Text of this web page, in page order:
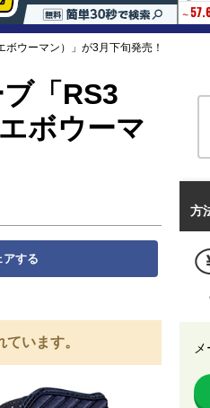
ウーマン）」が3月下旬発売！
「RS3
ボウーマ
アする
います。
方